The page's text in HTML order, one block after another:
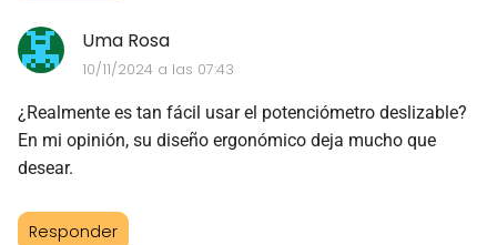
Uma Rosa
10/11/2024 a las 07:43
¿Realmente es tan fácil usar el potenciómetro deslizable?
En mi opinión, su diseño ergonómico deja mucho que
desear.
Responder